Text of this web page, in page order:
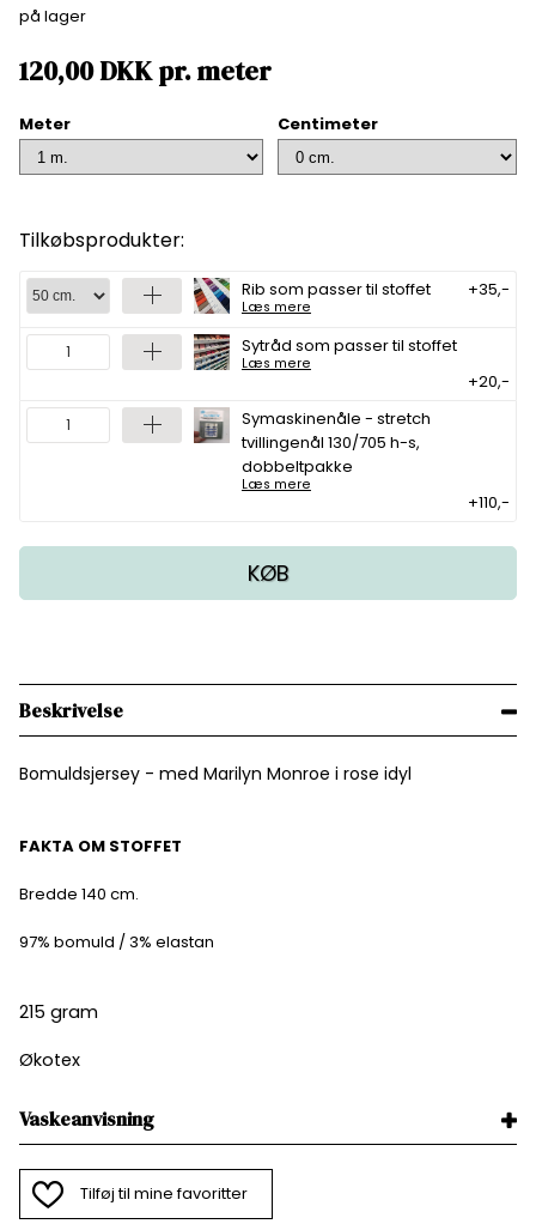
på lager
120,00DKKpr.meter
Meter Centimeter
Tilkøbsprodukter:
Rib som passer til stoffet
Læs mere
+35,-
Sytråd som passer til stoffet
Læs mere
+20,-
Symaskinenåle - stretch
tvillingenål 130/705 h-s,
dobbeltpakke
Læs mere
+110,-
KØB
Beskrivelse
Bomuldsjersey - med Marilyn Monroe i rose idyl
FAKTA OM STOFFET
Bredde 140 cm.
97% bomuld / 3% elastan
215 gram
Økotex
Vaskeanvisning
Tilføj til mine favoritter